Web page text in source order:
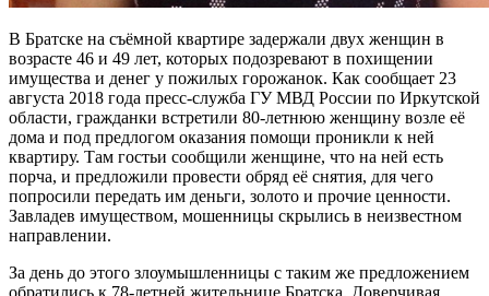
В Братске на съёмной квартире задержали двух женщин в
возрасте 46 и 49 лет, которых подозревают в похищении
имущества и денег у пожилых горожанок. Как сообщает 23
августа 2018 года пресс-служба ГУ МВД России по Иркутской
области, гражданки встретили 80-летнюю женщину возле её
дома и под предлогом оказания помощи проникли к ней
квартиру. Там гостьи сообщили женщине, что на ней есть
порча, и предложили провести обряд её снятия, для чего
попросили передать им деньги, золото и прочие ценности.
Завладев имуществом, мошенницы скрылись в неизвестном
направлении.
За день до этого злоумышленницы с таким же предложением
обратились к 78-летней жительнице Братска. Доверчивая